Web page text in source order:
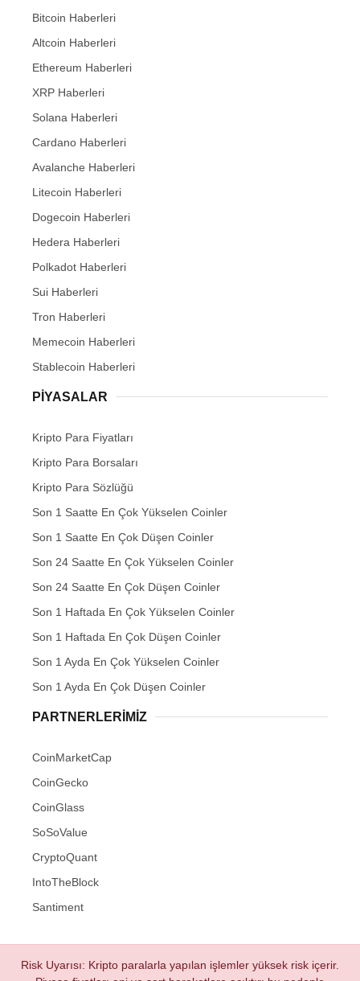
Bitcoin Haberleri
Altcoin Haberleri
Ethereum Haberleri
XRP Haberleri
Solana Haberleri
Cardano Haberleri
Avalanche Haberleri
Litecoin Haberleri
Dogecoin Haberleri
Hedera Haberleri
Polkadot Haberleri
Sui Haberleri
Tron Haberleri
Memecoin Haberleri
Stablecoin Haberleri
PIYASALAR
Kripto Para Fiyatları
Kripto Para Borsaları
Kripto Para Sözlüğü
Son 1 Saatte En Çok Yükselen Coinler
Son 1 Saatte En Çok Düşen Coinler
Son 24 Saatte En Çok Yükselen Coinler
Son 24 Saatte En Çok Düşen Coinler
Son 1 Haftada En Çok Yükselen Coinler
Son 1 Haftada En Çok Düşen Coinler
Son 1 Ayda En Çok Yükselen Coinler
Son 1 Ayda En Çok Düşen Coinler
PARTNERLERIMIZ
CoinMarketCap
CoinGecko
CoinGlass
SoSoValue
CryptoQuant
IntoTheBlock
Santiment
Risk Uyarısı: Kripto paralarla yapılan işlemler yüksek risk içerir.